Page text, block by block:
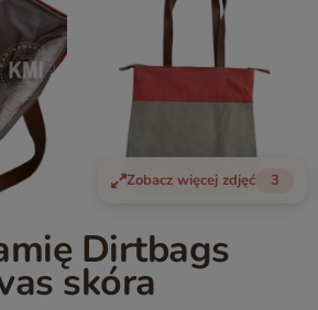
Zobacz więcej zdjęć 3
Dirtbags
skóra